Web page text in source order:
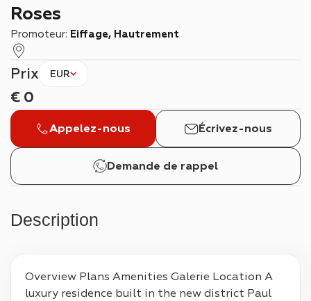
Roses
Promoteur: Eiffage, Hautrement
Prix EUR
€ 0
Appelez-nous Écrivez-nous
Demande de rappel
Description
Overview Plans Amenities Galerie Location A
luxury residence built in the new district Paul